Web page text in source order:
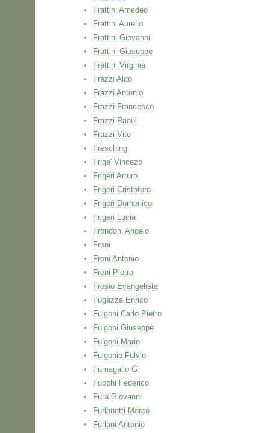
Frattini Amedeo
Frattini Aurelio
Frattini Giovanni
Frattini Giuseppe
Frattini Virginia
Frazzi Aldo
Frazzi Antonio
Frazzi Francesco
Frazzi Raoul
Frazzi Vito
Fresching
Frige' Vincezo
Frigeri Arturo
Frigeri Cristoforo
Frigeri Domenico
Frigeri Lucia
Frondoni Angelo
Froni
Froni Antonio
Froni Pietro
Frosio Evangelista
Fugazza Enrico
Fulgoni Carlo Pietro
Fulgoni Giuseppe
Fulgoni Mario
Fulgonio Fulvio
Fumagallo G.
Fuochi Federico
Fura Giovanni
Furlanetti Marco
Furlani Antonio